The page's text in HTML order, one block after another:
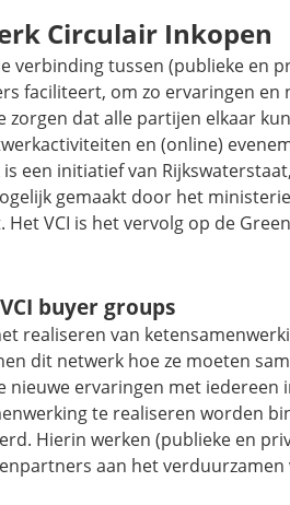
Circulair Inkopen
verbinding tussen (publieke en
faciliteert, om zo ervaringen en
zorgen dat alle partijen elkaar
en (online)
een initiatief van
gemaakt door het
VCI is het vervolg op de
buyer groups
realiseren van
dit netwerk hoe ze moeten
ervaringen met iedereen
te realiseren worden
Hierin werken (publieke en
aan het verduurzamen